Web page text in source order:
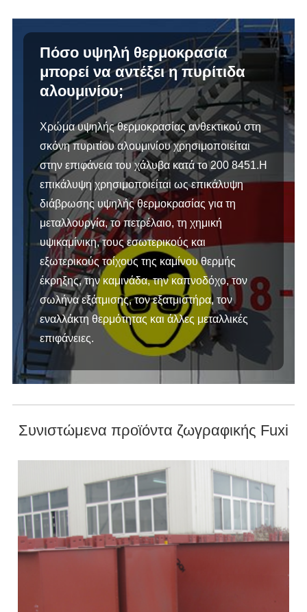
Πόσο υψηλή θερμοκρασία
μπορεί να αντέξει η πυρίτιδα
αλουμινίου;
Χρώμα υψηλής θερμοκρασίας ανθεκτικού στη
σκόνη πυριτίου αλουμινίου χρησιμοποιείται
στην επιφάνεια του χάλυβα κατά το 200 8451.Η
επικάλυψη χρησιμοποιείται ως επικάλυψη
διάβρωσης υψηλής θερμοκρασίας για τη
μεταλλουργία, το πετρέλαιο, τη χημική
υψικαμίνικη, τους εσωτερικούς και
εξωτερικούς τοίχους της καμίνου θερμής
έκρηξης, την καμινάδα, την καπνοδόχο, τον
σωλήνα εξάτμισης, τον εξατμιστήρα, τον
εναλλάκτη θερμότητας και άλλες μεταλλικές
επιφάνειες.
Συνιστώμενα προϊόντα ζωγραφικής Fuxi